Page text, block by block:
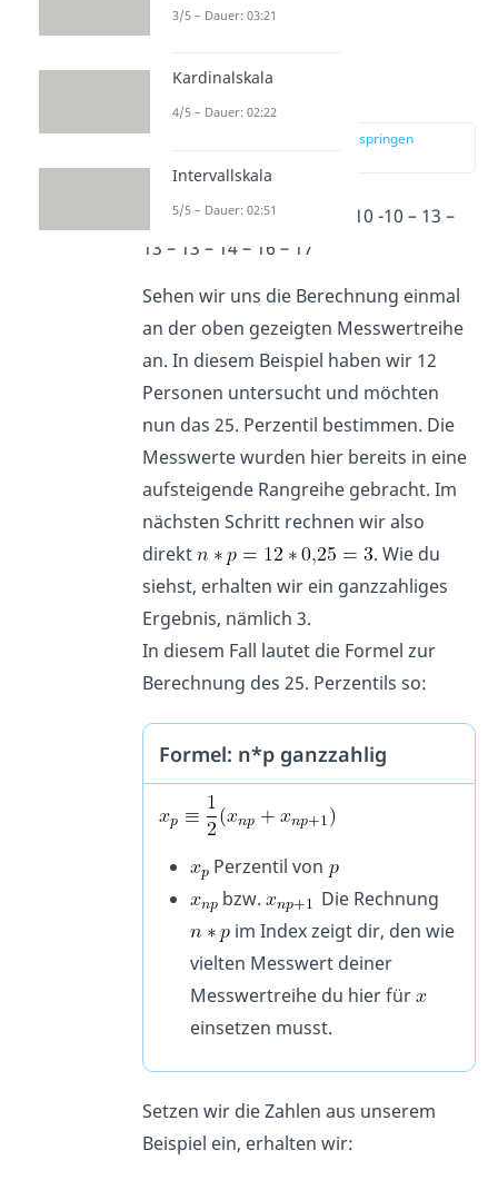
zur Stelle im Video springen
Messwerte:5 – 7 – 7 – 9 -10 -10 – 13 –
13 – 13 – 14 – 16 – 17
Sehen wir uns die Berechnung einmal
an der oben gezeigten Messwertreihe
an. In diesem Beispiel haben wir 12
Personen untersucht und möchten
nun das 25. Perzentil bestimmen. Die
Messwerte wurden hier bereits in eine
aufsteigende Rangreihe gebracht. Im
nächsten Schritt rechnen wir also
direkt
. Wie du
siehst, erhalten wir ein ganzzahliges
Ergebnis, nämlich 3.
In diesem Fall lautet die Formel zur
Berechnung des 25. Perzentils so:
Formel: n*p ganzzahlig
Perzentil von
bzw.
Die Rechnung
im Index zeigt dir, den wie
vielten Messwert deiner
Messwertreihe du hier für
einsetzen musst.
Setzen wir die Zahlen aus unserem
Beispiel ein, erhalten wir:
3/5 – Dauer: 03:21
Kardinalskala
4/5 – Dauer: 02:22
Intervallskala
5/5 – Dauer: 02:51